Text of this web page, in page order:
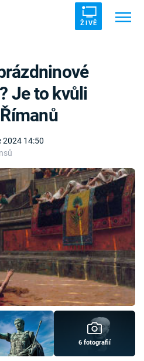
ŽIVĚ
2024 14:50
Je to kvůli
6 fotografií